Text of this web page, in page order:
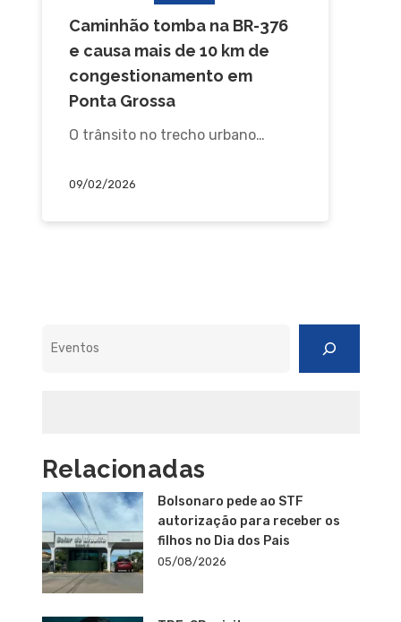
Caminhão tomba na BR-376
e causa mais de 10 km de
congestionamento em
Ponta Grossa
O trânsito no trecho urbano…
09/02/2026
Relacionadas
Bolsonaro pede ao STF
autorização para receber os
filhos no Dia dos Pais
05/08/2026